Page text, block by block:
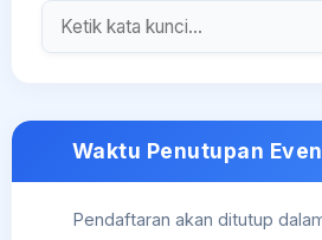
Waktu Penutupan
Pendaftaran akan ditutup